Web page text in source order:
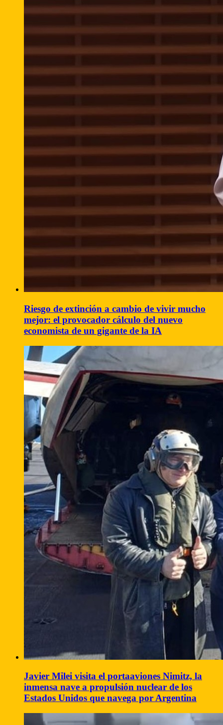
Riesgo de extinción a cambio de vivir mucho
mejor: el provocador cálculo del nuevo
economista de un gigante de la IA
Javier Milei visita el portaaviones Nimitz, la
inmensa nave a propulsión nuclear de los
Estados Unidos que navega por Argentina